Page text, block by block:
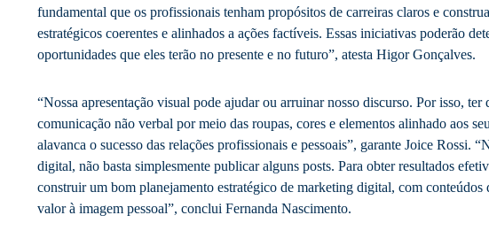
fundamental que os profissionais tenham propósitos de carreiras claros e
estratégicos coerentes e alinhados a ações factíveis. Essas iniciativas poderão
oportunidades que eles terão no presente e no futuro”, atesta Higor Gonçalves.
“Nossa apresentação visual pode ajudar ou arruinar nosso discurso. Por isso, ter
comunicação não verbal por meio das roupas, cores e elementos alinhado aos
alavanca o sucesso das relações profissionais e pessoais”, garante Joice Rossi.
digital, não basta simplesmente publicar alguns posts. Para obter resultados
construir um bom planejamento estratégico de marketing digital, com conteúdos
valor à imagem pessoal”, conclui Fernanda Nascimento.